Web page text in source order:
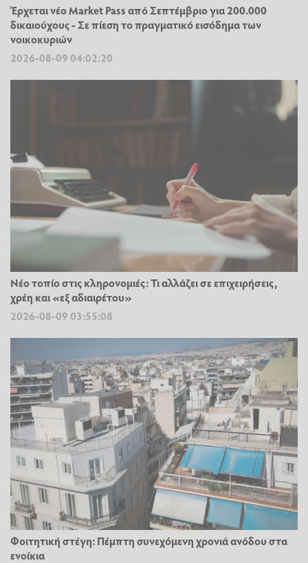
Έρχεται νέο Market Pass από Σεπτέμβριο για 200.000
δικαιούχους - Σε πίεση το πραγματικό εισόδημα των
νοικοκυριών
2026-08-09 04:02:20
Νέο τοπίο στις κληρονομιές: Τι αλλάζει σε επιχειρήσεις,
χρέη και «εξ αδιαιρέτου»
2026-08-09 03:55:08
Φοιτητική στέγη: Πέμπτη συνεχόμενη χρονιά ανόδου στα
ενοίκια